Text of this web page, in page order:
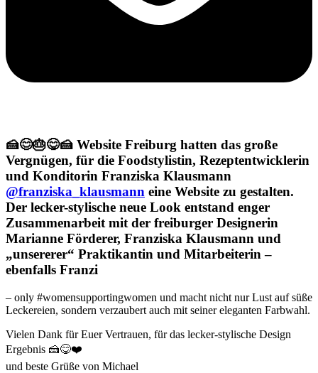
🍰😊🎂😋🍰 Website Freiburg hatten das große
Vergnügen, für die Foodstylistin, Rezeptentwicklerin
und Konditorin Franziska Klausmann
@franziska_klausmann eine Website zu gestalten.
Der lecker-stylische neue Look entstand enger
Zusammenarbeit mit der freiburger Designerin
Marianne Förderer, Franziska Klausmann und
„unsererer“ Praktikantin und Mitarbeiterin –
ebenfalls Franzi
– only #womensupportingwomen und macht nicht nur Lust auf süße
Leckereien, sondern verzaubert auch mit seiner eleganten Farbwahl.
Vielen Dank für Euer Vertrauen, für das lecker-stylische Design
Ergebnis 🍰😋❤️
und beste Grüße von Michael